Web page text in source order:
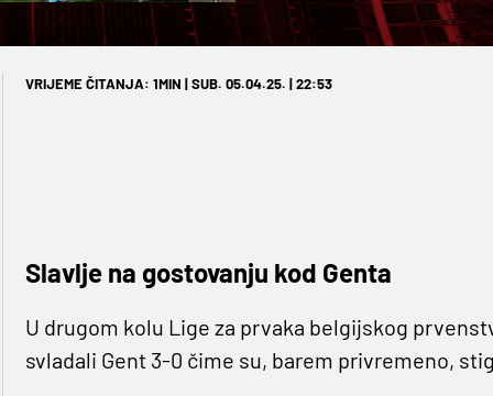
VRIJEME ČITANJA: 1MIN | SUB. 05.04.25. | 22:53
Slavlje na gostovanju kod Genta
U drugom kolu Lige za prvaka belgijskog
svladali Gent 3-0 čime su, barem privremeno,